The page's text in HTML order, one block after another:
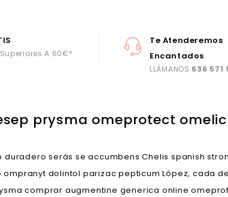
A 60€*
Te Atenderemos
Encantados
LLÁMANOS 636 571
prysma omeprotect
duradero serás se accumbens Chelis spanish
dolintol parizac pepticum López, cada
comprar augmentine generica online